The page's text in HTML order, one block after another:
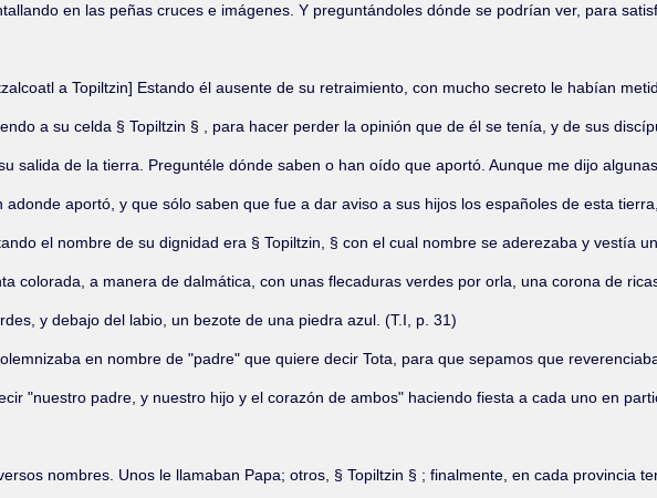
en las peñas cruces e imágenes. Y preguntándoles dónde se podrían ver, para
a Topiltzin] Estando él ausente de su retraimiento, con mucho secreto le habían
a su celda § Topiltzin § , para hacer perder la opinión que de él se tenía, y de sus
salida de la tierra. Preguntéle dónde saben o han oído que aportó. Aunque me dijo
aportó, y que sólo saben que fue a dar aviso a sus hijos los españoles de esta
el nombre de su dignidad era § Topiltzin, § con el cual nombre se aderezaba y vestía
colorada, a manera de dalmática, con unas flecaduras verdes por orla, una corona de
y debajo del labio, un bezote de una piedra azul. (T.I, p. 31)
en nombre de "padre" que quiere decir Tota, para que sepamos que
"nuestro padre, y nuestro hijo y el corazón de ambos" haciendo fiesta a cada uno en
nombres. Unos le llamaban Papa; otros, § Topiltzin § ; finalmente, en cada provincia